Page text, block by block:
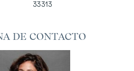
33313
DE CONTACTO